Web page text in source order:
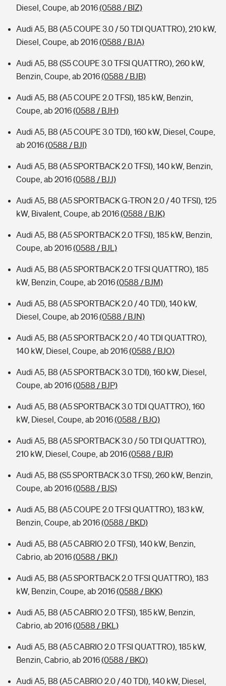
Diesel, Coupe, ab 2016(0588 / BIZ)
Audi A5, B8 (A5 COUPE 3.0 / 50 TDI QUATTRO), 210 kW,
Diesel, Coupe, ab 2016(0588 / BJA)
Audi A5, B8 (S5 COUPE 3.0 TFSI QUATTRO), 260 kW,
Benzin, Coupe, ab 2016(0588 / BJB)
Audi A5, B8 (A5 COUPE 2.0 TFSI), 185 kW, Benzin,
Coupe, ab 2016(0588 / BJH)
Audi A5, B8 (A5 COUPE 3.0 TDI), 160 kW, Diesel, Coupe,
ab 2016(0588 / BJI)
Audi A5, B8 (A5 SPORTBACK 2.0 TFSI), 140 kW, Benzin,
Coupe, ab 2016(0588 / BJJ)
Audi A5, B8 (A5 SPORTBACK G-TRON 2.0 / 40 TFSI), 125
kW, Bivalent, Coupe, ab 2016(0588 / BJK)
Audi A5, B8 (A5 SPORTBACK 2.0 TFSI), 185 kW, Benzin,
Coupe, ab 2016(0588 / BJL)
Audi A5, B8 (A5 SPORTBACK 2.0 TFSI QUATTRO), 185
kW, Benzin, Coupe, ab 2016(0588 / BJM)
Audi A5, B8 (A5 SPORTBACK 2.0 / 40 TDI), 140 kW,
Diesel, Coupe, ab 2016(0588 / BJN)
Audi A5, B8 (A5 SPORTBACK 2.0 / 40 TDI QUATTRO),
140 kW, Diesel, Coupe, ab 2016(0588 / BJO)
Audi A5, B8 (A5 SPORTBACK 3.0 TDI), 160 kW, Diesel,
Coupe, ab 2016(0588 / BJP)
Audi A5, B8 (A5 SPORTBACK 3.0 TDI QUATTRO), 160
kW, Diesel, Coupe, ab 2016(0588 / BJQ)
Audi A5, B8 (A5 SPORTBACK 3.0 / 50 TDI QUATTRO),
210 kW, Diesel, Coupe, ab 2016(0588 / BJR)
Audi A5, B8 (S5 SPORTBACK 3.0 TFSI), 260 kW, Benzin,
Coupe, ab 2016(0588 / BJS)
Audi A5, B8 (A5 COUPE 2.0 TFSI QUATTRO), 183 kW,
Benzin, Coupe, ab 2016(0588 / BKD)
Audi A5, B8 (A5 CABRIO 2.0 TFSI), 140 kW, Benzin,
Cabrio, ab 2016(0588 / BKJ)
Audi A5, B8 (A5 SPORTBACK 2.0 TFSI QUATTRO), 183
kW, Benzin, Coupe, ab 2016(0588 / BKK)
Audi A5, B8 (A5 CABRIO 2.0 TFSI), 185 kW, Benzin,
Cabrio, ab 2016(0588 / BKL)
Audi A5, B8 (A5 CABRIO 2.0 TFSI QUATTRO), 185 kW,
Benzin, Cabrio, ab 2016(0588 / BKQ)
Audi A5, B8 (A5 CABRIO 2.0 / 40 TDI), 140 kW, Diesel,